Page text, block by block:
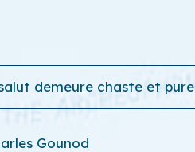
demeure chaste et pure
Gounod